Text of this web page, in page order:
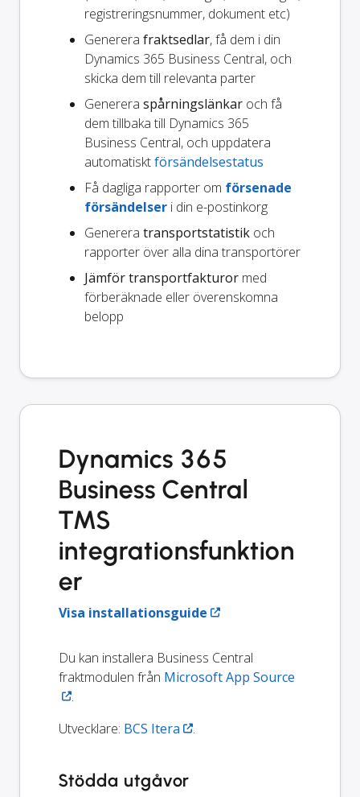
registreringsnummer, dokument etc)
Generera fraktsedlar, få dem i din
Dynamics 365 Business Central, och
skicka dem till relevanta parter
Generera spårningslänkar och få
dem tillbaka till Dynamics 365
Business Central, och uppdatera
automatisktförsändelsestatus
Få dagliga rapporter om försenade
försändelser i din e-postinkorg
Generera transportstatistik och
rapporter över alla dina transportörer
Jämför transportfakturor med
förberäknade eller överenskomna
belopp
Dynamics 365
Business Central
TMS
integrationsfunktion
er
Visa installationsguide
Du kan installera Business Central
fraktmodulen från Microsoft App Source
.
Utvecklare: BCS Itera .
Stödda utgåvor